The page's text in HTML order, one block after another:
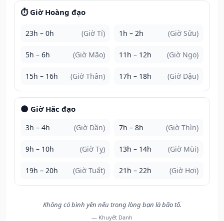
⏱️ Giờ Hoàng đạo
23h – 0h (Giờ Tí) 1h – 2h (Giờ Sửu)
5h – 6h (Giờ Mão) 11h – 12h (Giờ Ngọ)
15h – 16h (Giờ Thân) 17h – 18h (Giờ Dậu)
🌑 Giờ Hắc đạo
3h – 4h (Giờ Dần) 7h – 8h (Giờ Thìn)
9h – 10h (Giờ Tỵ) 13h – 14h (Giờ Mùi)
19h – 20h (Giờ Tuất) 21h – 22h (Giờ Hợi)
Không có bình yên nếu trong lòng bạn là bão tố.
— Khuyết Danh